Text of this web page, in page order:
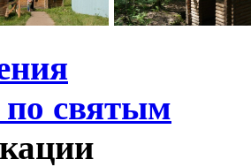
святым